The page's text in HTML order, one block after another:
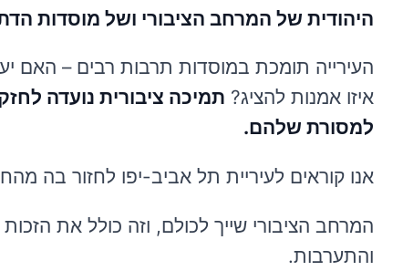
היהודית של המרחב הציבורי ושל מוסדות
העירייה תומכת במוסדות תרבות רבים – האם
איזו אמנות להציג? תמיכה ציבורית נועדה
למסורת שלהם.
אנו קוראים לעיריית תל אביב-יפו לחזור בה
המרחב הציבורי שייך לכולם, וזה כולל את
והתערבות.